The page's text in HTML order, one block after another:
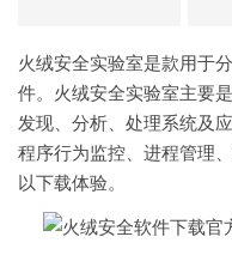
火绒安全实验室是款用于
件。火绒安全实验室主要
发现、分析、处理系统及
程序行为监控、进程管理
以下载体验。